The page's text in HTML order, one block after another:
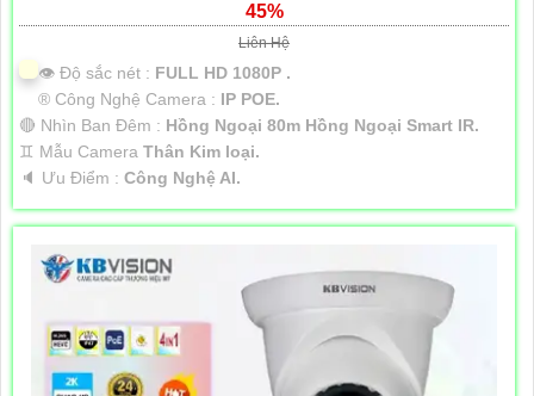
45%
Liên Hệ
👁 Độ sắc nét : FULL HD 1080P .
®️ Công Nghệ Camera : IP POE.
🔴 Nhìn Ban Đêm : Hồng Ngoại 80m Hồng Ngoại Smart IR.
♊ Mẫu Camera Thân Kim loại.
️🔈 Ưu Điểm : Công Nghệ AI.